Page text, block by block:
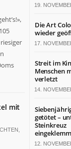
mit
19.
Die Art
wieder
17.
Streit im
Menschen
verletzt
14.
getötet –
Steinkreuz
12.